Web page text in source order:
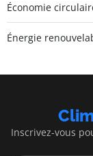
Économie
Énergie
Inscrivez-vous